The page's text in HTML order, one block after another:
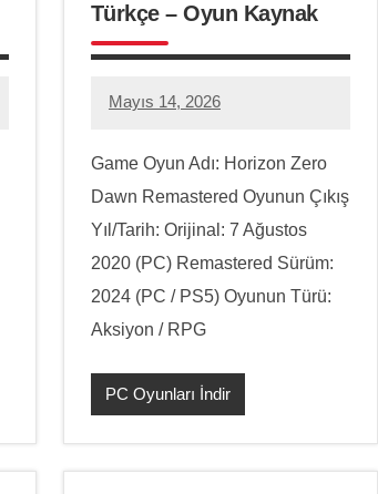
Türkçe – Oyun Kaynak
Mayıs 14, 2026
hello.zoneone@gmail.com
1
Game Oyun Adı: Horizon Zero
Dawn Remastered Oyunun Çıkış
Yıl/Tarih: Orijinal: 7 Ağustos
2020 (PC) Remastered Sürüm:
2024 (PC / PS5) Oyunun Türü:
Aksiyon / RPG
PC Oyunları İndir